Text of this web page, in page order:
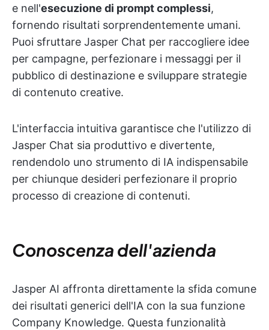
e nell'esecuzione di prompt complessi,
fornendo risultati sorprendentemente umani.
Puoi sfruttare Jasper Chat per raccogliere idee
per campagne, perfezionare i messaggi per il
pubblico di destinazione e sviluppare strategie
di contenuto creative.
L'interfaccia intuitiva garantisce che l'utilizzo di
Jasper Chat sia produttivo e divertente,
rendendolo uno strumento di IA indispensabile
per chiunque desideri perfezionare il proprio
processo di creazione di contenuti.
Conoscenza dell'azienda
Jasper AI affronta direttamente la sfida comune
dei risultati generici dell'IA con la sua funzione
Company Knowledge. Questa funzionalità